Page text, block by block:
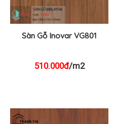
Sàn Gỗ Inovar VG801
510.000đ/m2